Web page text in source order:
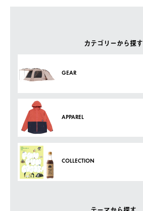
カテゴリーから探す
GEAR
APPAREL
COLLECTION